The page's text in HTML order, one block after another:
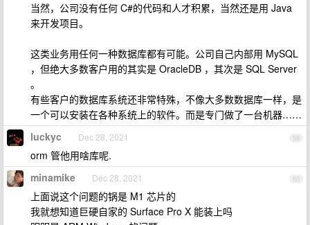
当然，公司没有任何 C#的代码和人才积累，当然还是用 Java
来开发项目。
这类业务用任何一种数据库都有可能。公司自己内部用 MySQL
，但绝大多数客户用的其实是 OracleDB ，其次是 SQL Server
。
有些客户的数据库系统还非常特殊，不像大多数数据库一样，是
一个可以安装在各种系统上的软件。而是专门做了一台机器……
59
luckyc Dec 28, 2021
orm 管他用啥库呢.
60
minamike Dec 28, 2021
上面说这个问题的锅是 M1 芯片的
我就想知道巨硬自家的 Surface Pro X 能装上吗